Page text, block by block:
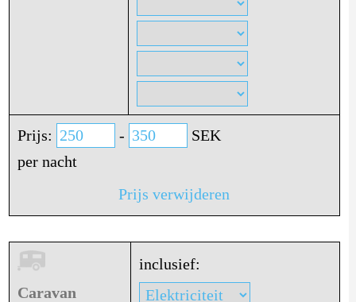
Prijs: -
SEK
per nacht
Prijs verwijderen
Caravan
inclusief: